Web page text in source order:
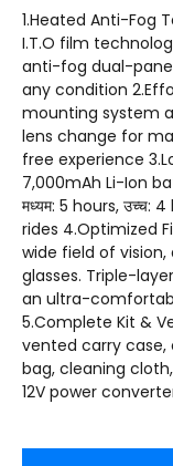
1.Heated Anti-Fog
I.T.O film
anti-fog dual-pane
any condition
mounting system
lens change for
free experience
7,000mAh Li-Ion
मध्यम: 5 hours, उच्च: 4
rides 4.Optimized
wide field of vision,
glasses. Triple-
an ultra-
5.Complete Kit &
vented carry case,
bag, cleaning cloth,
12V power